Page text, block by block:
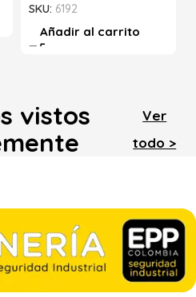
SKU: 6192
Añadir al carrito
vistos
Ver
todo >